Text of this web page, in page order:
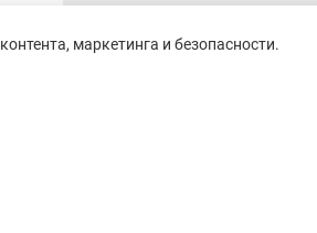
маркетинга и безопасности.